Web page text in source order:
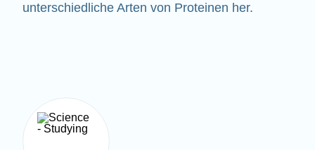
unterschiedliche Arten von Proteinen her.